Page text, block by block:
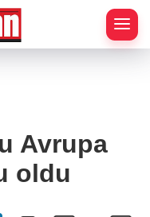
Avrupa
oldu